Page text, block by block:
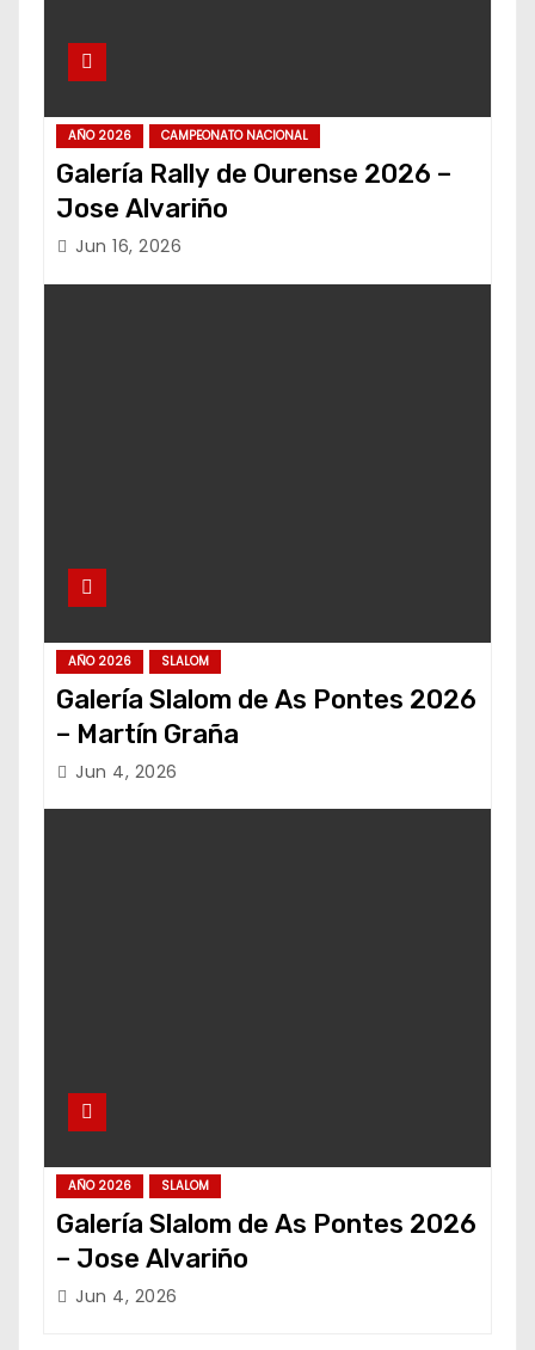
AÑO 2026 CAMPEONATO NACIONAL
Galería Rally de Ourense 2026 –
Jose Alvariño
Jun 16, 2026
AÑO 2026 SLALOM
Galería Slalom de As Pontes 2026
– Martín Graña
Jun 4, 2026
AÑO 2026 SLALOM
Galería Slalom de As Pontes 2026
– Jose Alvariño
Jun 4, 2026